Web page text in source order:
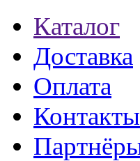
Каталог
Доставка
Оплата
Контакты